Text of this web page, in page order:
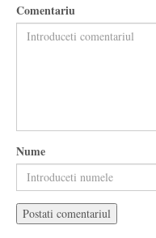
Comentariu
Nume